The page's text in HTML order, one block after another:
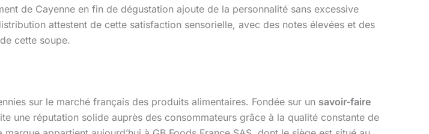
de Cayenne en fin de dégustation ajoute de la personnalité sans excessive
attestent de cette satisfaction sensorielle, avec des notes élevées et des
cette soupe.
sur le marché français des produits alimentaires. Fondée sur un savoir-faire
une réputation solide auprès des consommateurs grâce à la qualité constante de